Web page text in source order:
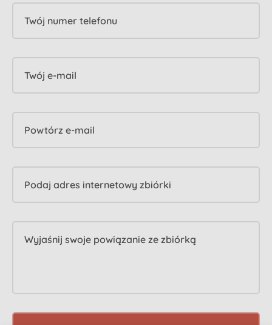
Twój numer telefonu
Twój e-mail
Powtórz e-mail
Podaj adres internetowy zbiórki
Wyjaśnij swoje powiązanie ze zbiórką